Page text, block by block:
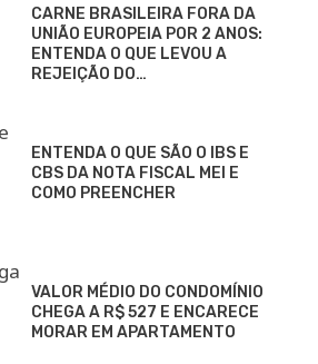
CARNE BRASILEIRA FORA DA
UNIÃO EUROPEIA POR 2 ANOS:
ENTENDA O QUE LEVOU A
REJEIÇÃO DO…
ENTENDA O QUE SÃO O IBS E
CBS DA NOTA FISCAL MEI E
COMO PREENCHER
VALOR MÉDIO DO CONDOMÍNIO
CHEGA A R$ 527 E ENCARECE
MORAR EM APARTAMENTO